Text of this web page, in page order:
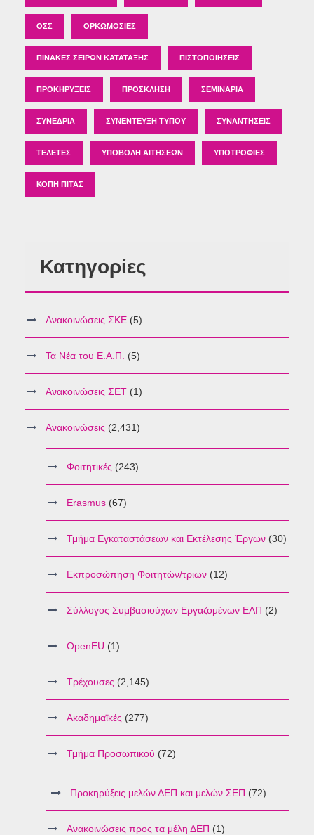
ΟΣΣ ΟΡΚΩΜΟΣΊΕΣ
ΠΊΝΑΚΕΣ ΣΕΙΡΏΝ ΚΑΤΆΤΑΞΗΣ ΠΙΣΤΟΠΟΙΉΣΕΙΣ
ΠΡΟΚΗΡΎΞΕΙΣ ΠΡΌΣΚΛΗΣΗ ΣΕΜΙΝΆΡΙΑ
ΣΥΝΈΔΡΙΑ ΣΥΝΈΝΤΕΥΞΗ ΤΎΠΟΥ ΣΥΝΑΝΤΉΣΕΙΣ
ΤΕΛΕΤΈΣ ΥΠΟΒΟΛΉ ΑΙΤΉΣΕΩΝ ΥΠΟΤΡΟΦΊΕΣ
ΚΟΠΉ ΠΊΤΑΣ
Κατηγορίες
Ανακοινώσεις ΣΚΕ (5)
Τα Νέα του Ε.Α.Π. (5)
Ανακοινώσεις ΣΕΤ (1)
Ανακοινώσεις (2,431)
Φοιτητικές (243)
Erasmus (67)
Τμήμα Εγκαταστάσεων και Εκτέλεσης Έργων (30)
Εκπροσώπηση Φοιτητών/τριων (12)
Σύλλογος Συμβασιούχων Εργαζομένων ΕΑΠ (2)
OpenEU (1)
Τρέχουσες (2,145)
Ακαδημαϊκές (277)
Τμήμα Προσωπικού (72)
Προκηρύξεις μελών ΔΕΠ και μελών ΣΕΠ (72)
Ανακοινώσεις προς τα μέλη ΔΕΠ (1)